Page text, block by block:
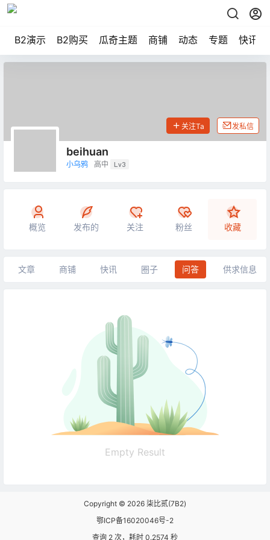
B2演示 B2购买 瓜奇主题 商铺 动态 专题 快讯
beihuan
小乌鸦 高中 Lv3
关注Ta 发私信
概览 发布的 关注 粉丝 收藏
文章 商铺 快讯 圈子 问答 供求信息
Empty Result
Copyright © 2026 柒比贰(7B2)
鄂ICP备16020046号-2
查询 2 次，耗时 0.2574 秒